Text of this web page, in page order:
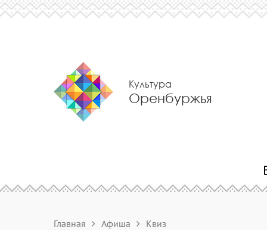
Культура
Оренбуржья
Главная Афиша Квиз